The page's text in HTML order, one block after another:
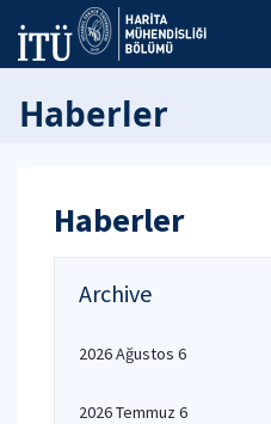
Haberler
Haberler
Archive
2026 Ağustos 6
2026 Temmuz 6